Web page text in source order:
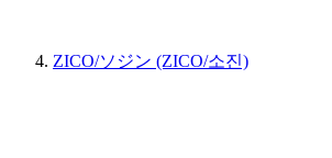
ZICO/ソジン (ZICO/소진)